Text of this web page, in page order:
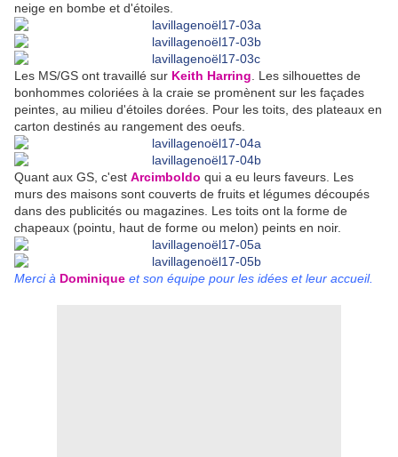
neige en bombe et d'étoiles.
Les MS/GS ont travaillé sur Keith Harring . Les silhouettes de
bonhommes coloriées à la craie se promènent sur les façades
peintes, au milieu d'étoiles dorées. Pour les toits, des plateaux en
carton destinés au rangement des oeufs.
Quant aux GS, c'est Arcimboldo qui a eu leurs faveurs. Les
murs des maisons sont couverts de fruits et légumes découpés
dans des publicités ou magazines. Les toits ont la forme de
chapeaux (pointu, haut de forme ou melon) peints en noir.
Merci à Dominique et son équipe pour les idées et leur accueil.